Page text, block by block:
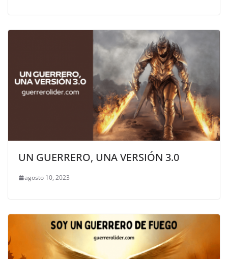
UN GUERRERO, UNA VERSIÓN 3.0
agosto 10, 2023